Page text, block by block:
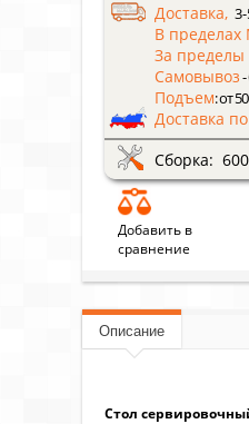
Доставка,
В
За
Самовывоз
Подъем: от
Доставка
Сборка:
Добавить в
сравнение
Описание
Стол